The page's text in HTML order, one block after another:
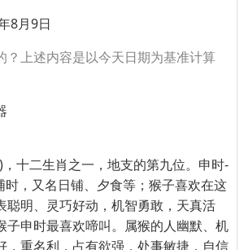
8月9日
？上述内容是以今天日期为基准计算
十二生肖之一，地支的第九位。申时-
时，又名日铺、夕食等；猴子喜欢在这
聪明、灵巧好动，机智勇敢，天真活
子申时最喜欢啼叫。属猴的人幽默、机
，重名利，占有欲强，处事敏捷，自信